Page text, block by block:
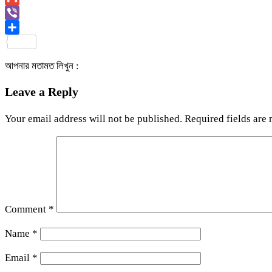
Link
Gmail
Viber
আপনার মতামত লিখুন :
Leave a Reply
Your email address will not be published. Required fields are
Comment *
Name *
Email *